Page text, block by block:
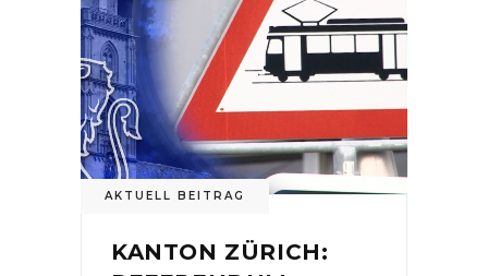
AKTUELL BEITRAG
KANTON ZÜRICH: